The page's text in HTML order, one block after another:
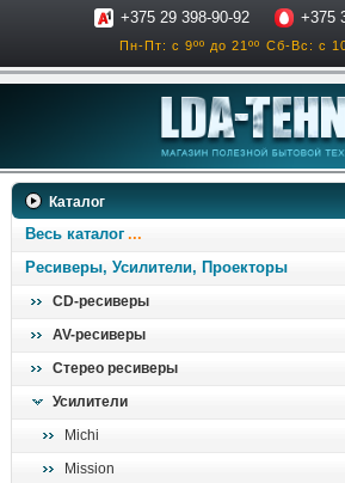
+375 29 398-90-92 +375
Пн-Пт: с 9ºº до 21ºº Сб-Вс: с
телевизоры
звук и акустика
Каталог
Весь каталог
Ресиверы, Усилители, Проекторы
CD-ресиверы
AV-ресиверы
Стерео ресиверы
Усилители
Michi
Mission